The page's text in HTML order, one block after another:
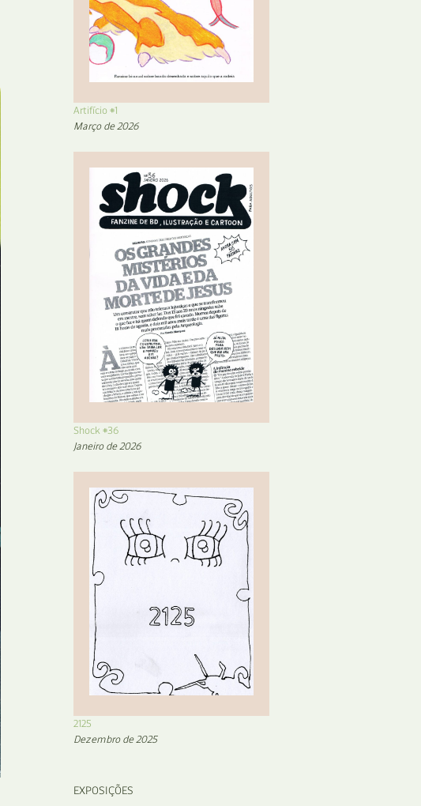
Artifício #1
Março de 2026
Shock #36
Janeiro de 2026
2125
Dezembro de 2025
EXPOSIÇÕES